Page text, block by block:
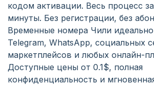
кодом активации. Весь процесс
минуты. Без регистрации, без
Временные номера Чили
Telegram, WhatsApp, социальных
маркетплейсов и любых онлайн-
Доступные цены от 0.1$, полная
конфиденциальность и